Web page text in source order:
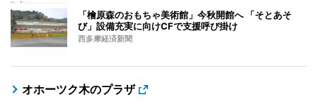
「檜原森のおもちゃ美術館」今秋開館へ 「そとあそ
び」設備充実に向けCFで支援呼び掛け
西多摩経済新聞
オホーツク木のプラザ